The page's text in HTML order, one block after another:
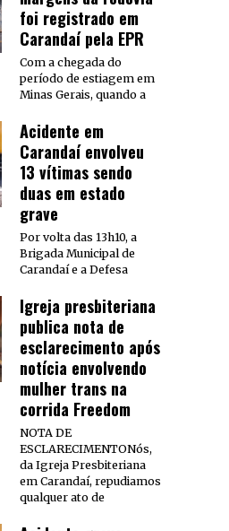
foi registrado em
Carandaí pela EPR
Com a chegada do
período de estiagem em
Minas Gerais, quando a
Acidente em
Carandaí envolveu
13 vítimas sendo
duas em estado
grave
Por volta das 13h10, a
Brigada Municipal de
Carandaí e a Defesa
Igreja presbiteriana
publica nota de
esclarecimento após
notícia envolvendo
mulher trans na
corrida Freedom
NOTA DE
ESCLARECIMENTONós,
da Igreja Presbiteriana
em Carandaí, repudiamos
qualquer ato de